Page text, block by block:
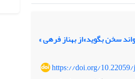
سخن بگوید»از بهناز فرهی
https://doi.org/